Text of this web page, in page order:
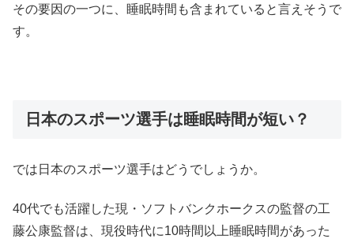
その要因の一つに、睡眠時間も含まれていると言えそうで
す。
日本のスポーツ選手は睡眠時間が短い？
では日本のスポーツ選手はどうでしょうか。
40代でも活躍した現・ソフトバンクホークスの監督の工
藤公康監督は、現役時代に10時間以上睡眠時間があった